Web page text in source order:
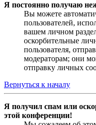
Я постоянно получаю
Вы можете
пользователей,
вашем личном
оскорбительные
пользователя,
модераторам; они
отправку личных
Вернуться к началу
Я получил спам или
этой конференции!